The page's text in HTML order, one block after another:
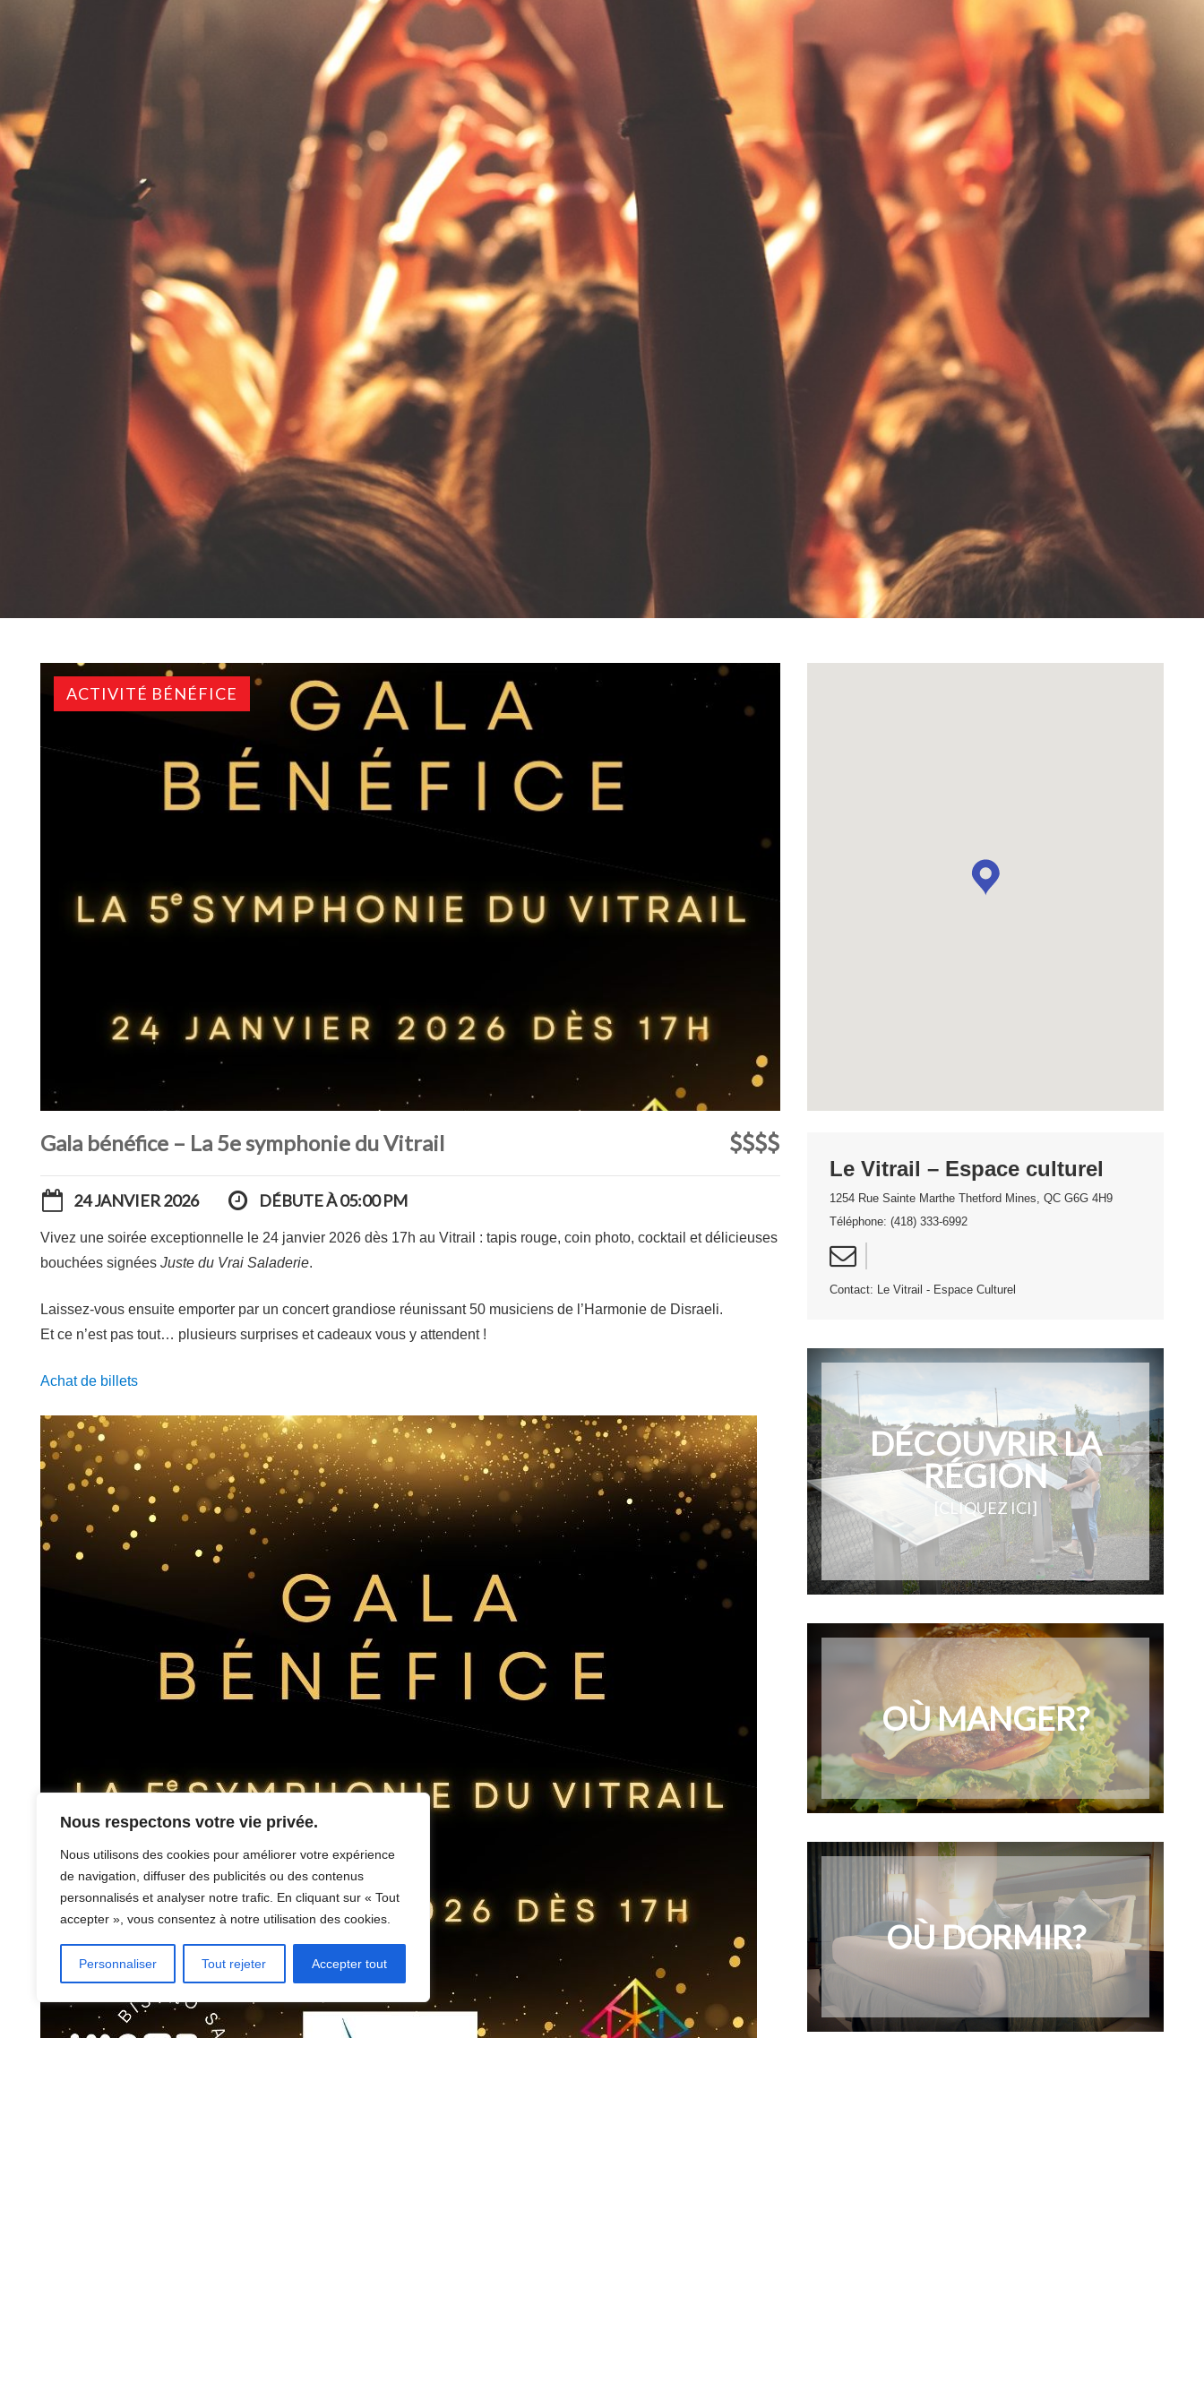
Nous respectons votre vie privée.
Nous utilisons des cookies pour améliorer votre expérience
de navigation, diffuser des publicités ou des contenus
personnalisés et analyser notre trafic. En cliquant sur « Tout
accepter », vous consentez à notre utilisation des cookies.
Personnaliser Tout rejeter Accepter tout
ACTIVITÉ BÉNÉFICE
Gala bénéfice – La 5e symphonie du Vitrail
24 JANVIER 2026 DÉBUTE À 05:00 PM
Vivez une soirée exceptionnelle le 24 janvier 2026 dès 17h au Vitrail : tapis rouge, coin photo, cocktail et délicieuses
bouchées signées Juste du Vrai Saladerie.
Laissez-vous ensuite emporter par un concert grandiose réunissant 50 musiciens de l’Harmonie de Disraeli.
Et ce n’est pas tout… plusieurs surprises et cadeaux vous y attendent !
Achat de billets
Le Vitrail – Espace culturel
1254 Rue Sainte Marthe Thetford Mines, QC G6G 4H9
Téléphone: (418) 333-6992
Contact: Le Vitrail - Espace Culturel
DÉCOUVRIR LA
RÉGION
[CLIQUEZ ICI]
OÙ MANGER?
OÙ DORMIR?